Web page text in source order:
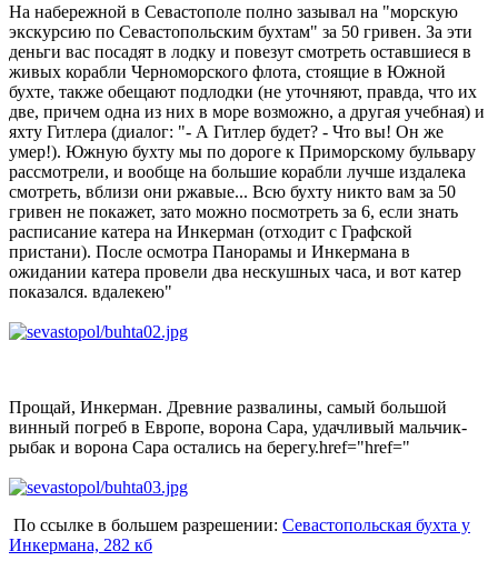
На набережной в Севастополе полно зазывал на "морскую
экскурсию по Севастопольским бухтам" за 50 гривен. За эти
деньги вас посадят в лодку и повезут смотреть оставшиеся в
живых корабли Черноморского флота, стоящие в Южной
бухте, также обещают подлодки (не уточняют, правда, что их
две, причем одна из них в море возможно, а другая учебная) и
яхту Гитлера (диалог: "- А Гитлер будет? - Что вы! Он же
умер!). Южную бухту мы по дороге к Приморскому бульвару
рассмотрели, и вообще на большие корабли лучше издалека
смотреть, вблизи они ржавые... Всю бухту никто вам за 50
гривен не покажет, зато можно посмотреть за 6, если знать
расписание катера на Инкерман (отходит с Графской
пристани). После осмотра Панорамы и Инкермана в
ожидании катера провели два нескушных часа, и вот катер
показался. вдалекею"
Прощай, Инкерман. Древние развалины, самый большой
винный погреб в Европе, ворона Сара, удачливый мальчик-
рыбак и ворона Сара остались на берегу.href="href="
По ссылке в большем разрешении: Севастопольская бухта у
Инкермана, 282 кб